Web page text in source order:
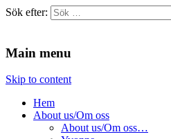
Sök efter:
Main menu
Skip to content
Hem
About us/Om oss
About us/Om oss…